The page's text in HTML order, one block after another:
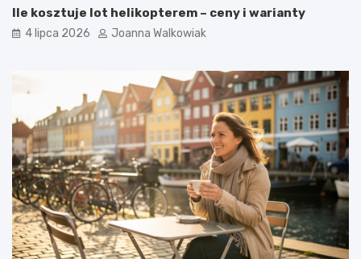
Ile kosztuje lot helikopterem – ceny i warianty
4 lipca 2026 Joanna Walkowiak